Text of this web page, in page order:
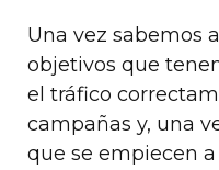
Una vez sabemos
objetivos que
el tráfico
campañas y, una
que se empiecen